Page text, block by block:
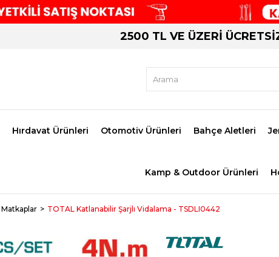
2500 TL VE ÜZERİ
Hırdavat Ürünleri Otomotiv Ürünleri Bahçe Aletleri
Kamp & Outdoor Ürünleri
Matkaplar TOTAL Katlanabilir Şarjlı Vidalama - TSDLI0442